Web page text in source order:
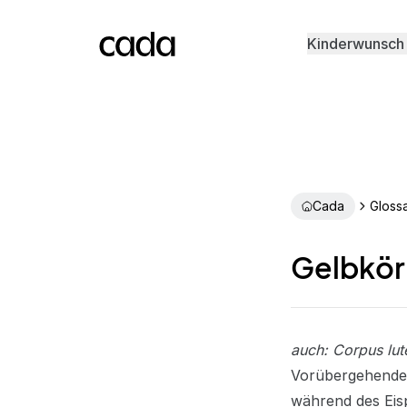
Kinderwunsch
Cada
auch: Corpus
während des